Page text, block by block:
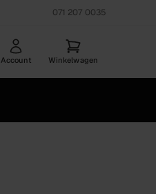
071 207 0035
Account Winkelwagen